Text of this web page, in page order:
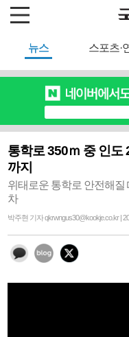
뉴스 스포츠·
통학로 350ｍ 중 인
까지
위태로운 통학로 안전해질
차
박주현 기자 qkrwngus30@kookje.co.kr |